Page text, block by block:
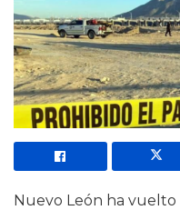
Nuevo León ha vuelto